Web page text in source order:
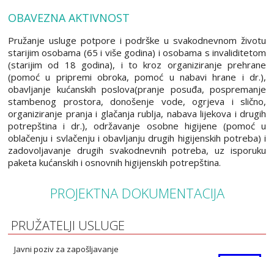
OBAVEZNA AKTIVNOST
Pružanje usluge potpore i podrške u svakodnevnom životu
starijim osobama (65 i više godina) i osobama s invaliditetom
(starijim od 18 godina), i to kroz organiziranje prehrane
(pomoć u pripremi obroka, pomoć u nabavi hrane i dr.),
obavljanje kućanskih poslova(pranje posuđa, pospremanje
stambenog prostora, donošenje vode, ogrjeva i slično,
organiziranje pranja i glačanja rublja, nabava lijekova i drugih
potrepština i dr.), održavanje osobne higijene (pomoć u
oblačenju i svlačenju i obavljanju drugih higijenskih potreba) i
zadovoljavanje drugih svakodnevnih potreba, uz isporuku
paketa kućanskih i osnovnih higijenskih potrepština.
PROJEKTNA DOKUMENTACIJA
PRUŽATELJI USLUGE
Javni poziv za zapošljavanje